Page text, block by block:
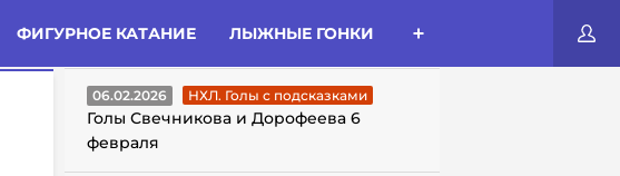
ФИГУРНОЕ КАТАНИЕ ЛЫЖНЫЕ ГОНКИ
ГОЛЫ С ПОДСКАЗКАМИ
06.02.2026 НХЛ. Голы с подсказками
Голы Свечникова и Дорофеева 6
февраля